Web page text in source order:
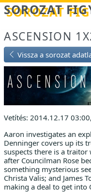
Betöltés...
SOROZAT
ASCENSION
Vissza a sorozat
Vetítés: 2014.12.17
Aaron investigates an
Denninger covers up its
suspects there is a
after Councilman Rose
something mysterious
Christa Valis; and James
making a deal to get into